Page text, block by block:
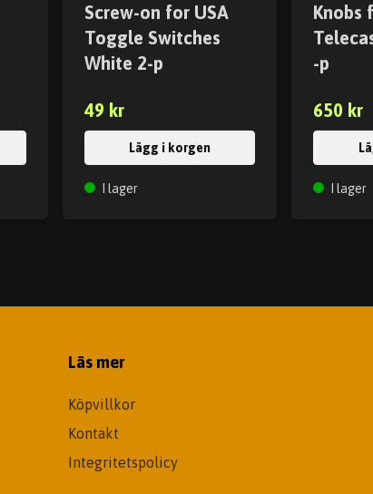
Screw-on for USA
Toggle Switches
White 2-p
49 kr
Lägg i korgen
I lager
Knobs
-p
650 kr
I lager
Läs mer
Köpvillkor
Kontakt
Integritetspolicy